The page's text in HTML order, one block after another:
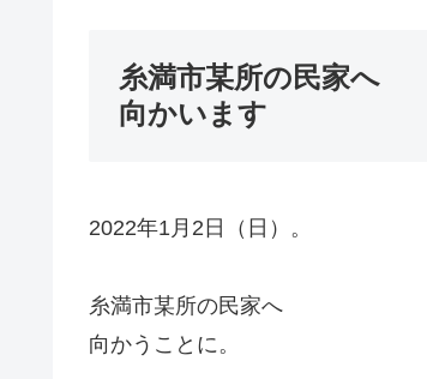
糸満市某所の民家へ
向かいます
2022年1月2日（日）。
糸満市某所の民家へ
向かうことに。